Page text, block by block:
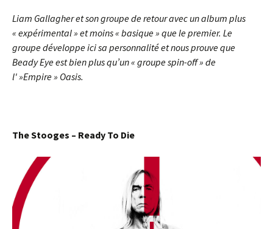
Liam Gallagher et son groupe de retour avec un album plus
« expérimental » et moins « basique » que le premier. Le
groupe développe ici sa personnalité et nous prouve que
Beady Eye est bien plus qu’un « groupe spin-off » de
l' »Empire » Oasis.
The Stooges – Ready To Die